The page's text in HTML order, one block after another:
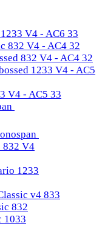
V4 - AC6 33
832 V4 - AC4 32
832 V4 - AC4 32
1233 V4 - AC5
V4 - AC5 33
832 V4
1233
v4 833
832
1033